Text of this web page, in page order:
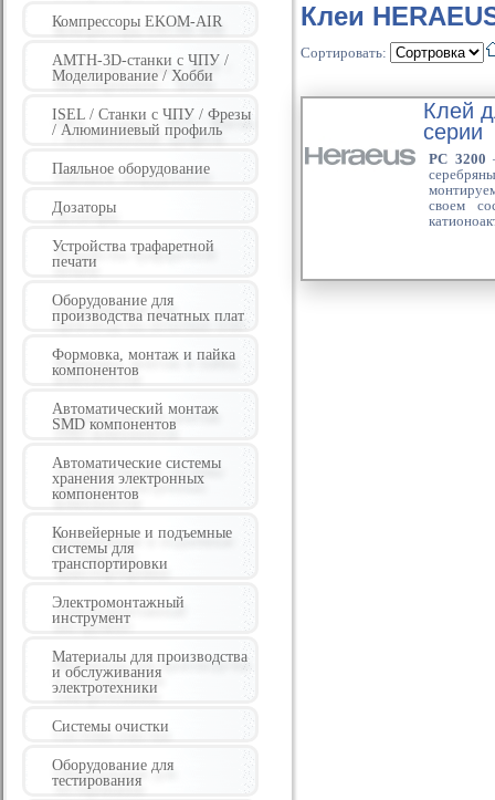
Компрессоры EKOM-AIR
AMTH-3D-станки с ЧПУ /
Моделирование / Хобби
ISEL / Станки с ЧПУ / Фрезы
/ Алюминиевый профиль
Паяльное оборудование
Дозаторы
Устройства трафаретной
печати
Оборудование для
производства печатных плат
Формовка, монтаж и пайка
компонентов
Автоматический монтаж
SMD компонентов
Автоматические системы
хранения электронных
компонентов
Конвейерные и подъемные
системы для
транспортировки
Электромонтажный
инструмент
Материалы для производства
и обслуживания
электротехники
Системы очистки
Оборудование для
тестирования
Клеи
Сортировать:
Клей
серии
PC 3200
своем